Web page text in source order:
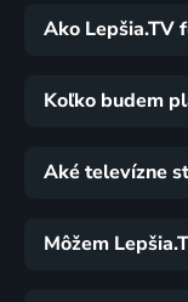
Ako Lepšia.TV
Koľko budem
Aké televízne
Môžem